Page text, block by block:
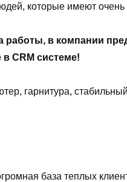
которые имеют очень
работы, в компании
в СRМ системе!
гарнитура,
база теплых